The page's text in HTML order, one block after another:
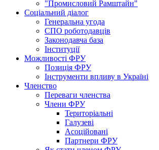
"Промисловий Рамштайн"
Соціальний діалог
Генеральна угода
СПО роботодавців
Законодавча база
Інституції
Можливості ФРУ
Позиція ФРУ
Інструменти впливу в Україні
Членство
Переваги членства
Члени ФРУ
Територіальні
Галузеві
Асоційовані
Партнери ФРУ